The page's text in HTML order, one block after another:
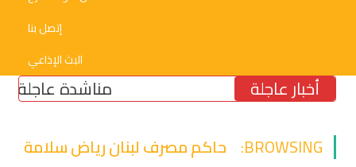
إتصل بنا
البث الإذاعي
أخبار عاجلة مناشدة عاجلة
BROWSING: حاكم مصرف لبنان رياض سلامة